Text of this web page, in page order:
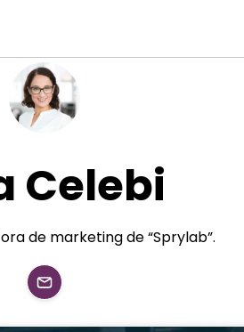
Celebi
de marketing de “Sprylab”.